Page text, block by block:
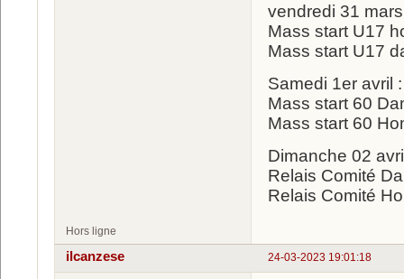
vendredi 31
Mass start U17
Mass start U17
Samedi 1er avril :
Mass start 60
Mass start 60
Dimanche 02
Relais Comité
Relais Comité
Hors ligne
24-03-2023 19:01:18
ilcanzese